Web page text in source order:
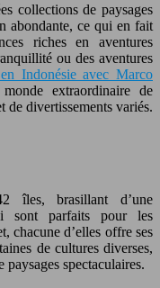
collections de paysages
abondante, ce qui en fait
riches en aventures
ou des aventures
Indonésie avec Marco
extraordinaire de
de divertissements variés.
îles, brasillant d’une
sont parfaits pour les
chacune d’elles offre ses
de cultures diverses,
paysages spectaculaires.